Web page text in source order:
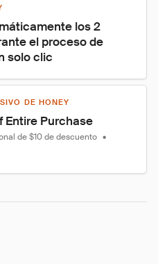
los 2
el proceso de
solo clic
DE HONEY
Entire Purchase
de $10 de descuento •